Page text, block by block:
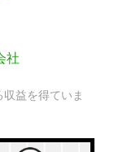
社
益を得ていま